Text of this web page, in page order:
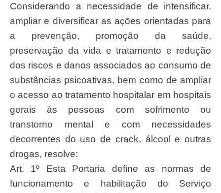
Considerando a necessidade de intensificar,
ampliar e diversificar as ações orientadas para
a prevenção, promoção da saúde,
preservação da vida e tratamento e redução
dos riscos e danos associados ao consumo de
substâncias psicoativas, bem como de ampliar
o acesso ao tratamento hospitalar em hospitais
gerais às pessoas com sofrimento ou
transtorno mental e com necessidades
decorrentes do uso de crack, álcool e outras
drogas, resolve:
Art. 1º Esta Portaria define as normas de
funcionamento e habilitação do Serviço